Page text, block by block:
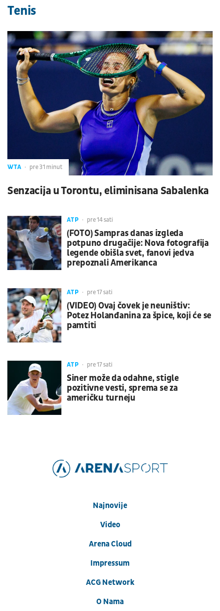
Tenis
WTA pre 31 minut
Senzacija u Torontu, eliminisana Sabalenka
ATP pre 14 sati
(FOTO) Sampras danas izgleda
potpuno drugačije: Nova fotografija
legende obišla svet, fanovi jedva
prepoznali Amerikanca
ATP pre 17 sati
(VIDEO) Ovaj čovek je neuništiv:
Potez Holanđanina za špice, koji će se
pamtiti
ATP pre 17 sati
Siner može da odahne, stigle
pozitivne vesti, sprema se za
američku turneju
Najnovije
Video
Arena Cloud
Impressum
ACG Network
O Nama